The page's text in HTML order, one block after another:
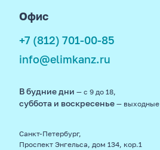
Офис
+7 (812) 701-00-85
info@elimkanz.ru
В будние дни — с 9 до 18,
суббота и воскресенье — выходные
Санкт-Петербург,
Проспект Энгельса, дом 134, кор.1